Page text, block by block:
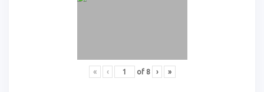
« ‹ of 8 › »